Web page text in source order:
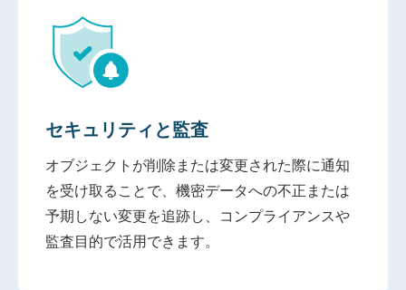
セキュリティと監査
オブジェクトが削除または変更された際に通知
を受け取ることで、機密データへの不正または
予期しない変更を追跡し、コンプライアンスや
監査目的で活用できます。